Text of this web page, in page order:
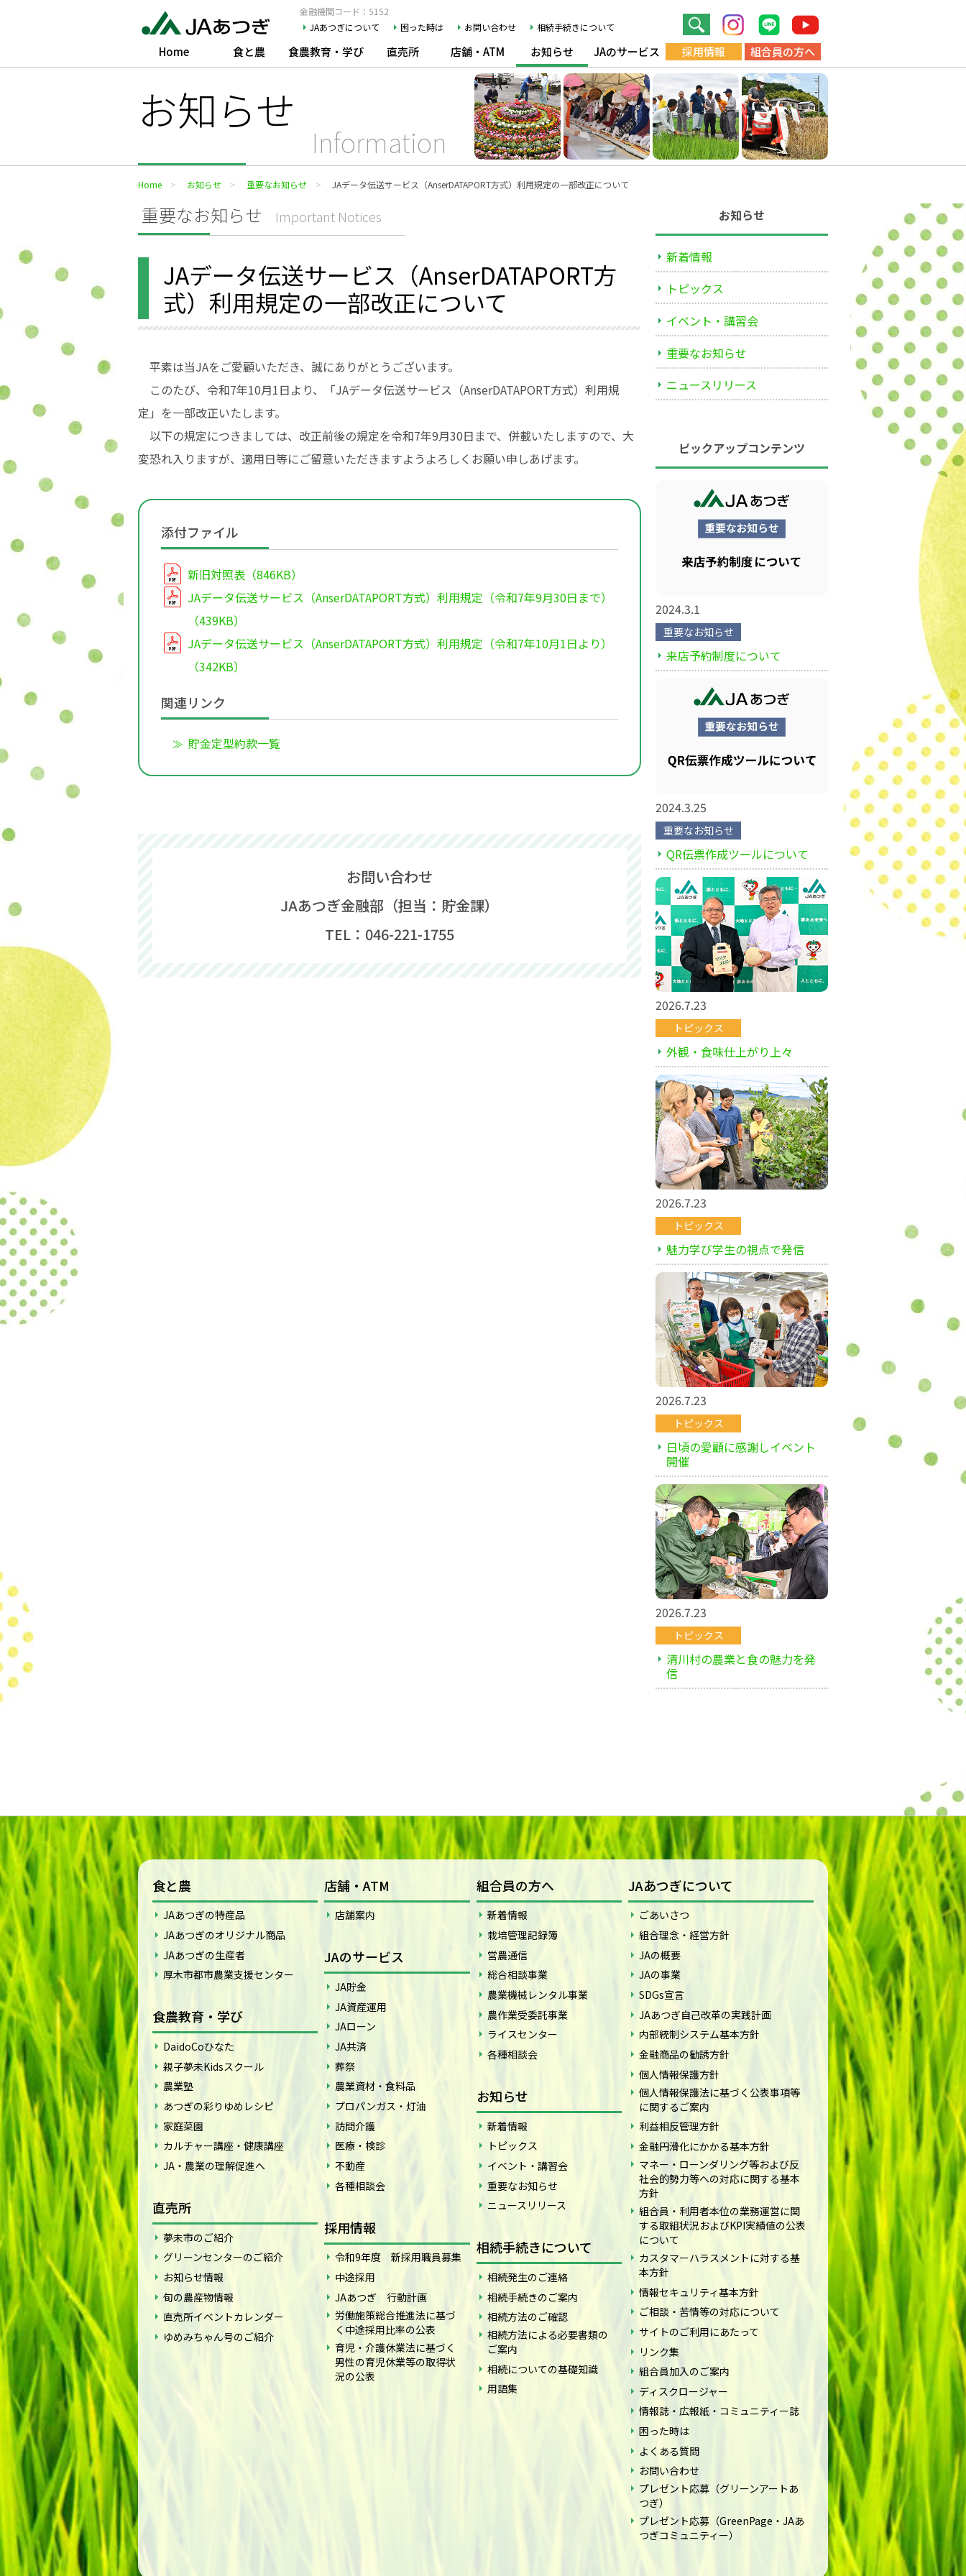
金融機関コード：5152
JAあつぎについて
困った時は お問い合わせ 相続手続きについて
Home 食と農 食農教育・学び 直売所 店舗・ATM お知らせ JAのサービス 採用情報 組合員の方へ
お知らせ
Information
Home お知らせ 重要なお知らせ JAデータ伝送サービス（AnserDATAPORT方式）利用規定の一部改正について
重要なお知らせ Important Notices
JAデータ伝送サービス（AnserDATAPORT方
式）利用規定の一部改正について
平素は当JAをご愛顧いただき、誠にありがとうございます。
このたび、令和7年10月1日より、「JAデータ伝送サービス（AnserDATAPORT方式）利用規
定」を一部改正いたします。
以下の規定につきましては、改正前後の規定を令和7年9月30日まで、併載いたしますので、大
変恐れ入りますが、適用日等にご留意いただきますようよろしくお願い申しあげます。
添付ファイル
新旧対照表（846KB）
JAデータ伝送サービス（AnserDATAPORT方式）利用規定（令和7年9月30日まで）
（439KB）
JAデータ伝送サービス（AnserDATAPORT方式）利用規定（令和7年10月1日より）
（342KB）
関連リンク
貯金定型約款一覧
お問い合わせ
JAあつぎ金融部（担当：貯金課）
TEL：046-221-1755
お知らせ
新着情報
トピックス
イベント・講習会
重要なお知らせ
ニュースリリース
ピックアップコンテンツ
2024.3.1
重要なお知らせ
来店予約制度について
2024.3.25
重要なお知らせ
QR伝票作成ツールについて
2026.7.23
トピックス
外観・食味仕上がり上々
2026.7.23
トピックス
魅力学び学生の視点で発信
2026.7.23
トピックス
日頃の愛顧に感謝しイベント
開催
2026.7.23
トピックス
清川村の農業と食の魅力を発
信
食と農
JAあつぎの特産品
JAあつぎのオリジナル商品
JAあつぎの生産者
厚木市都市農業支援センター
食農教育・学び
DaidoCoひなた
親子夢未Kidsスクール
農業塾
あつぎの彩りゆめレシピ
家庭菜園
カルチャー講座・健康講座
JA・農業の理解促進へ
直売所
夢未市のご紹介
グリーンセンターのご紹介
お知らせ情報
旬の農産物情報
直売所イベントカレンダー
ゆめみちゃん号のご紹介
店舗・ATM
店舗案内
JAのサービス
JA貯金
JA資産運用
JAローン
JA共済
葬祭
農業資材・食料品
プロパンガス・灯油
訪問介護
医療・検診
不動産
各種相談会
採用情報
令和9年度 新採用職員募集
中途採用
JAあつぎ 行動計画
労働施策総合推進法に基づ
く中途採用比率の公表
育児・介護休業法に基づく
男性の育児休業等の取得状
況の公表
組合員の方へ
新着情報
栽培管理記録簿
営農通信
総合相談事業
農業機械レンタル事業
農作業受委託事業
ライスセンター
各種相談会
お知らせ
新着情報
トピックス
イベント・講習会
重要なお知らせ
ニュースリリース
相続手続きについて
相続発生のご連絡
相続手続きのご案内
相続方法のご確認
相続方法による必要書類の
ご案内
相続についての基礎知識
用語集
JAあつぎについて
ごあいさつ
組合理念・経営方針
JAの概要
JAの事業
SDGs宣言
JAあつぎ自己改革の実践計画
内部統制システム基本方針
金融商品の勧誘方針
個人情報保護方針
個人情報保護法に基づく公表事項等
に関するご案内
利益相反管理方針
金融円滑化にかかる基本方針
マネー・ローンダリング等および反
社会的勢力等への対応に関する基本
方針
組合員・利用者本位の業務運営に関
する取組状況およびKPI実績値の公表
について
カスタマーハラスメントに対する基
本方針
情報セキュリティ基本方針
ご相談・苦情等の対応について
サイトのご利用にあたって
リンク集
組合員加入のご案内
ディスクロージャー
情報誌・広報紙・コミュニティー誌
困った時は
よくある質問
お問い合わせ
プレゼント応募（グリーンアートあ
つぎ）
プレゼント応募（GreenPage・JAあ
つぎコミュニティー）